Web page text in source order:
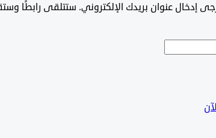
إدخال عنوان بريدك الإلكتروني. ستتلقى رابطًا